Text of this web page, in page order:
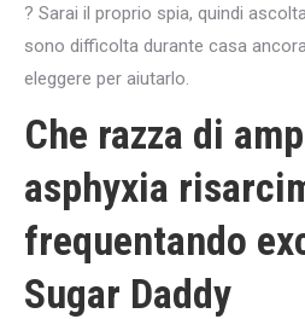
? Sarai il proprio spia, quindi
sono difficolta durante casa
eleggere per aiutarlo.
Che razza di
asphyxia
frequentando
Sugar Daddy